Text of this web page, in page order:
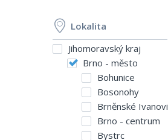
Lokalita
Jihomoravský kraj
Brno - město
Bohunice
Bosonohy
Brněnské
Brno - centrum
Bystrc